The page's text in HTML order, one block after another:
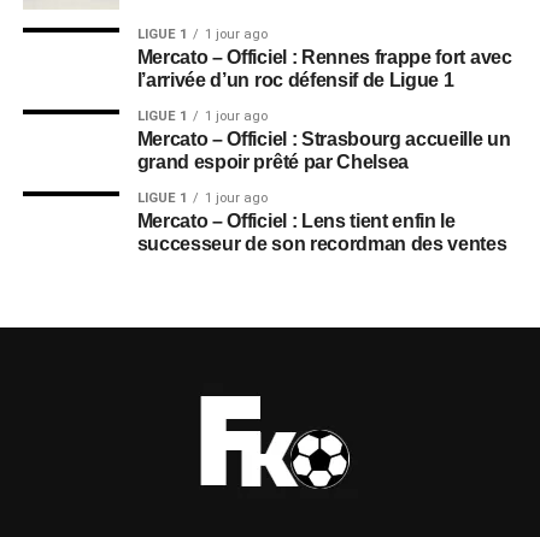
LIGUE 1 1 jour ago
Mercato – Officiel : Rennes frappe fort avec
l’arrivée d’un roc défensif de Ligue 1
LIGUE 1 1 jour ago
Mercato – Officiel : Strasbourg accueille un
grand espoir prêté par Chelsea
LIGUE 1 1 jour ago
Mercato – Officiel : Lens tient enfin le
successeur de son recordman des ventes